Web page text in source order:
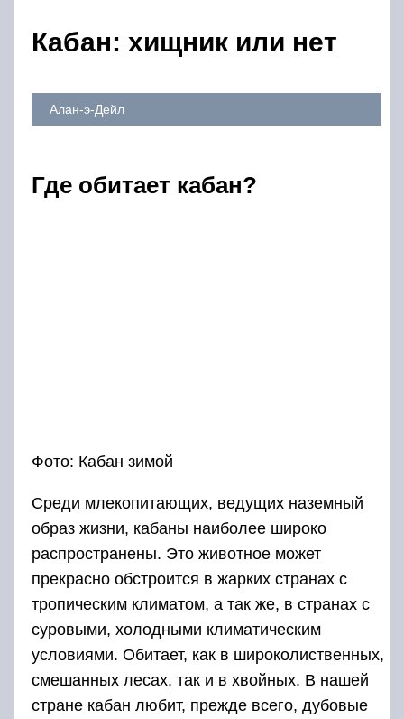
Кабан: хищник или нет
Алан-э-Дейл
Где обитает кабан?
Фото: Кабан зимой
Среди млекопитающих, ведущих наземный
образ жизни, кабаны наиболее широко
распространены. Это животное может
прекрасно обстроится в жарких странах с
тропическим климатом, а так же, в странах с
суровыми, холодными климатическим
условиями. Обитает, как в широколиственных,
смешанных лесах, так и в хвойных. В нашей
стране кабан любит, прежде всего, дубовые